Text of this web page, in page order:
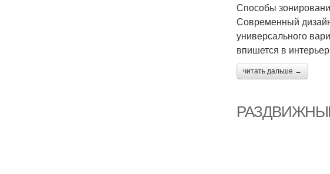
Способы
Современный
универсального
впишется в
читать дальше →